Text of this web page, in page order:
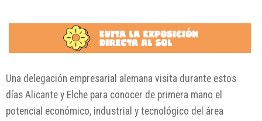
Una delegación empresarial alemana visita durante estos
días Alicante y Elche para conocer de primera mano el
potencial económico, industrial y tecnológico del área